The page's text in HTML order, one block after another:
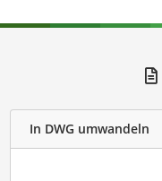
In DWG umwandeln